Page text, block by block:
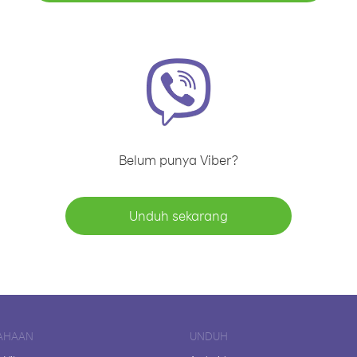
Belum punya Viber?
Unduh sekarang
UNDUH